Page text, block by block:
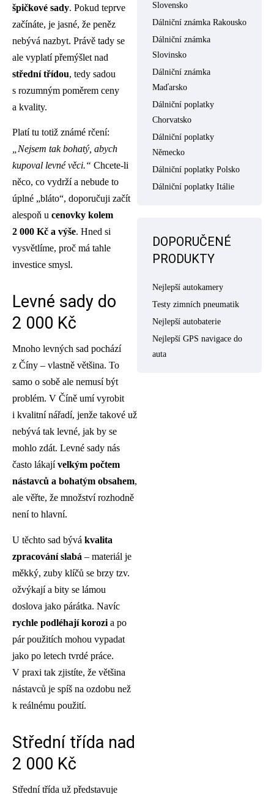
špičkové sady. Pokud teprve
začínáte, je jasné, že peněz
nebývá nazbyt. Právě tady se
ale vyplatí přemýšlet nad
střední třídou, tedy sadou
s rozumným poměrem ceny
a kvality.
Platí tu totiž známé rčení:
„Nejsem tak bohatý, abych
kupoval levné věci.“ Chcete-li
něco, co vydrží a nebude to
úplné „bláto“, doporučuji začít
alespoň u cenovky kolem
2 000 Kč a výše. Hned si
vysvětlíme, proč má tahle
investice smysl.
Levné sady do
2 000 Kč
Mnoho levných sad pochází
z Číny – vlastně většina. To
samo o sobě ale nemusí být
problém. V Číně umí vyrobit
i kvalitní nářadí, jenže takové už
nebývá tak levné, jak by se
mohlo zdát. Levné sady nás
často lákajívelkým počtem
nástavců a bohatým obsahem,
ale věřte, že množství rozhodně
není to hlavní.
U těchto sad bývá kvalita
zpracování slabá – materiál je
měkký, zuby klíčů se brzy tzv.
ožvýkají a bity se lámou
doslova jako párátka. Navíc
rychle podléhají korozi a po
pár použitích mohou vypadat
jako po letech tvrdé práce.
V praxi tak zjistíte, že většina
nástavců je spíš na ozdobu než
k reálnému použití.
Střední třída nad
2 000 Kč
Střední třída už představuje
Slovensko
Dálniční známka Rakousko
Dálniční známka
Slovinsko
Dálniční známka
Maďarsko
Dálniční poplatky
Chorvatsko
Dálniční poplatky
Německo
Dálniční poplatky Polsko
Dálniční poplatky Itálie
DOPORUČENÉ
PRODUKTY
Nejlepší autokamery
Testy zimních pneumatik
Nejlepší autobaterie
Nejlepší GPS navigace do
auta